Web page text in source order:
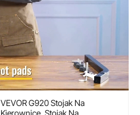
VEVOR G920 Stojak Na
Kierownicę, Stojak Na